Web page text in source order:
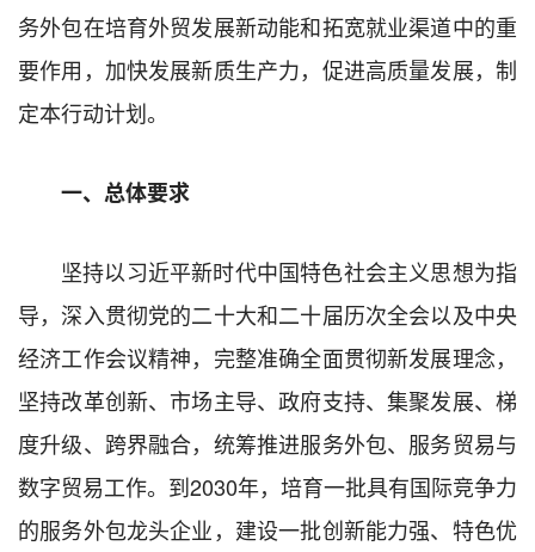
务外包在培育外贸发展新动能和拓宽就业渠道中的重
要作用，加快发展新质生产力，促进高质量发展，制
定本行动计划。
一、总体要求
坚持以习近平新时代中国特色社会主义思想为指
导，深入贯彻党的二十大和二十届历次全会以及中央
经济工作会议精神， 完整准确全面贯彻新发展理念，
坚持改革创新、市场主导、政府支持、集聚发展、梯
度升级、跨界融合，统筹推进服务外包、服务贸易与
数字贸易工作。到2030年， 培育一批具有国际竞争力
的服务外包龙头企业，建设一批创新能力强、特色优